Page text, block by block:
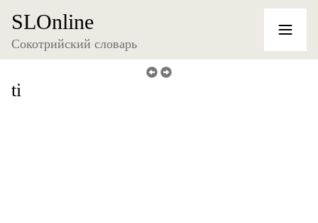
SLOnline
Сокотрийский словарь
ti